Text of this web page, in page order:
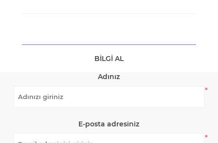
BILGI AL
Adınız
*
E-posta adresiniz
*